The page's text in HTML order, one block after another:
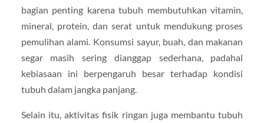
bagian penting karena tubuh membutuhkan vitamin,
mineral, protein, dan serat untuk mendukung proses
pemulihan alami. Konsumsi sayur, buah, dan makanan
segar masih sering dianggap sederhana, padahal
kebiasaan ini berpengaruh besar terhadap kondisi
tubuh dalam jangka panjang.
Selain itu, aktivitas fisik ringan juga membantu tubuh